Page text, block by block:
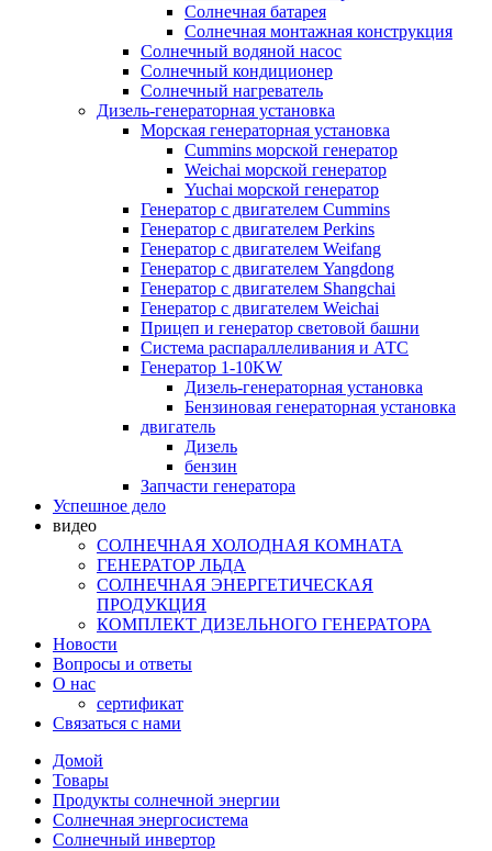
Солнечная батарея
Солнечная монтажная конструкция
Солнечный водяной насос
Солнечный кондиционер
Солнечный нагреватель
Дизель-генераторная установка
Морская генераторная установка
Cummins морской генератор
Weichai морской генератор
Yuchai морской генератор
Генератор с двигателем Cummins
Генератор с двигателем Perkins
Генератор с двигателем Weifang
Генератор с двигателем Yangdong
Генератор с двигателем Shangchai
Генератор с двигателем Weichai
Прицеп и генератор световой башни
Система распараллеливания и АТС
Генератор 1-10KW
Дизель-генераторная установка
Бензиновая генераторная установка
двигатель
Дизель
бензин
Запчасти генератора
Успешное дело
видео
СОЛНЕЧНАЯ ХОЛОДНАЯ КОМНАТА
ГЕНЕРАТОР ЛЬДА
СОЛНЕЧНАЯ ЭНЕРГЕТИЧЕСКАЯ
ПРОДУКЦИЯ
КОМПЛЕКТ ДИЗЕЛЬНОГО ГЕНЕРАТОРА
Новости
Вопросы и ответы
О нас
сертификат
Связаться с нами
Домой
Товары
Продукты солнечной энергии
Солнечная энергосистема
Солнечный инвертор